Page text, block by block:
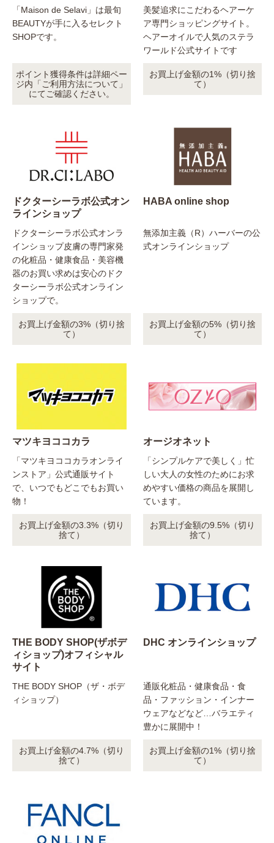
「Maison de Selavi」は最旬
BEAUTYが手に入るセレクト
SHOPです。
ポイント獲得条件は詳細ペー
ジ内「ご利用方法について」
にてご確認ください。
美髪追求にこだわるヘアーケ
ア専門ショッピングサイト。
ヘアーオイルで人気のステラ
ワールド公式サイトです
お買上げ金額の1%（切り捨
て）
ドクターシーラボ公式オン
ラインショップ
ドクターシーラボ公式オンラ
インショップ皮膚の専門家発
の化粧品・健康食品・美容機
器のお買い求めは安心のドク
ターシーラボ公式オンライン
ショップで。
お買上げ金額の3%（切り捨
て）
HABA online shop
無添加主義（R）ハーバーの公
式オンラインショップ
お買上げ金額の5%（切り捨
て）
マツキヨココカラ
「マツキヨココカラオンライ
ンストア」公式通販サイト
で、いつでもどこでもお買い
物！
お買上げ金額の3.3%（切り
捨て）
オージオネット
「シンプルケアで美しく」忙
しい大人の女性のためにお求
めやすい価格の商品を展開し
ています。
お買上げ金額の9.5%（切り
捨て）
THE BODY SHOP(ザボデ
ィショップ)オフィシャル
サイト
THE BODY SHOP（ザ・ボデ
ィショップ）
お買上げ金額の4.7%（切り
捨て）
DHC オンラインショップ
通販化粧品・健康食品・食
品・ファッション・インナー
ウェアなどなど…バラエティ
豊かに展開中！
お買上げ金額の1%（切り捨
て）